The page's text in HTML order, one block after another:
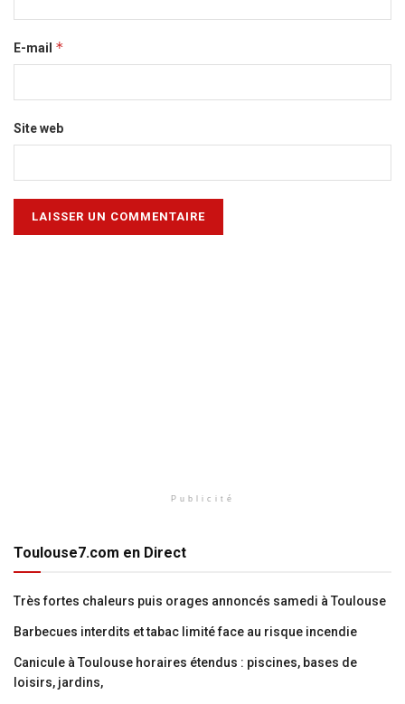
E-mail *
Site web
Publicité
Toulouse7.com en Direct
Très fortes chaleurs puis orages annoncés samedi à Toulouse
Barbecues interdits et tabac limité face au risque incendie
Canicule à Toulouse horaires étendus : piscines, bases de
loisirs, jardins,